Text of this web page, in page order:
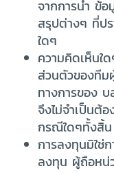
จากการนำ ข้
สรุปต่างๆ ที่ปร
ใดๆ
ความคิดเห็นใ
ส่วนตัวของทีม
ทางการของ
จึงไม่จำเป็นต้
กรณีใดๆทั้งสิ้น
การลงทุนมิใช่
ลงทุน ผู้ถือหน่